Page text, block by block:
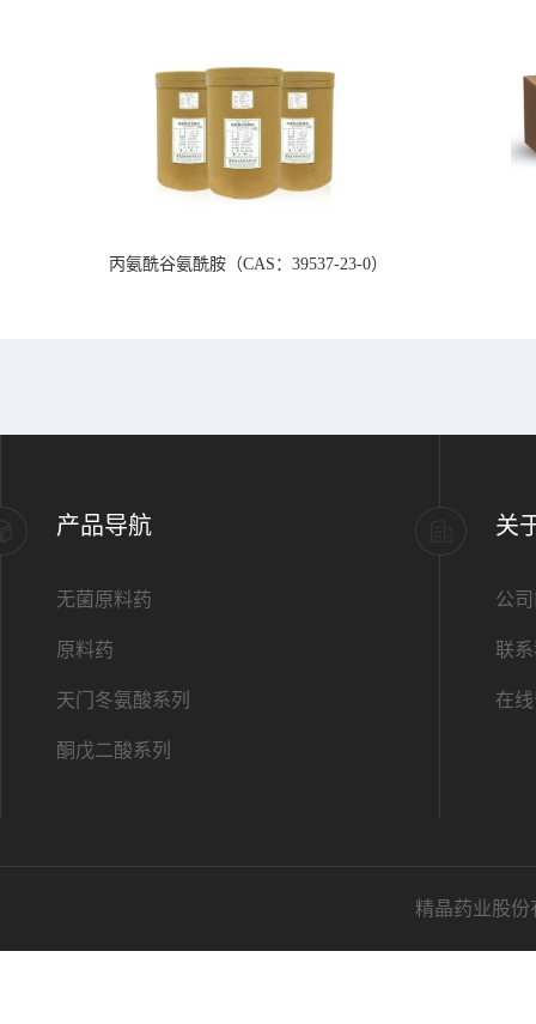
丙氨酰谷氨酰胺（CAS：39537-23-0）
产品导航
无菌原料药
原料药
天门冬氨酸系列
酮戊二酸系列
关
公
联
在
精晶药业股份